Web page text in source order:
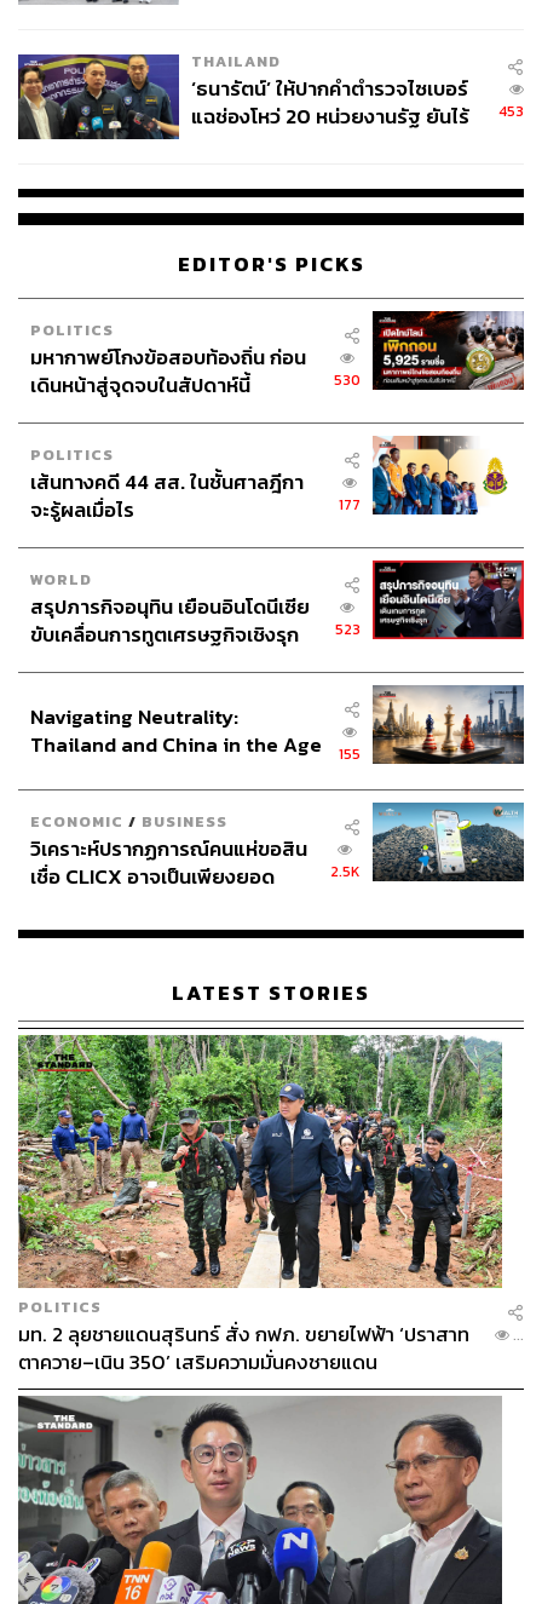
THAILAND
‘ธนารัตน์’ ให้ปากคำตำรวจไซเบอร์
แฉช่องโหว่ 20 หน่วยงานรัฐ ยันไร้
453
EDITOR'S PICKS
POLITICS
มหากาพย์โกงข้อสอบท้องถิ่น ก่อน
เดินหน้าสู่จุดจบในสัปดาห์นี้
530
POLITICS
เส้นทางคดี 44 สส. ในชั้นศาลฎีกา
จะรู้ผลเมื่อไร
177
WORLD
สรุปภารกิจอนุทิน เยือนอินโดนีเซีย
ขับเคลื่อนการทูตเศรษฐกิจเชิงรุก
523
Navigating Neutrality:
Thailand and China in the Age
155
ECONOMIC / BUSINESS
วิเคราะห์ปรากฏการณ์คนแห่ขอสิน
เชื่อ CLICX อาจเป็นเพียงยอด
เรือนไทยที่ถูกซุกไว้
2.5K
LATEST STORIES
POLITICS
มท. 2 ลุยชายแดนสุรินทร์ สั่ง กฟภ. ขยายไฟฟ้า ‘ปราสาท
ตาควาย–เนิน 350’ เสริมความมั่นคงชายแดน
...